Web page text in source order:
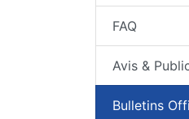
FAQ
Avis &
Bulletins